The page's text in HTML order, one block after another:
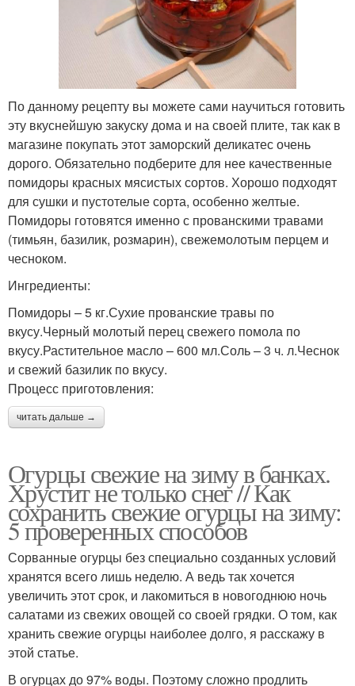
По данному рецепту вы можете сами научиться готовить
эту вкуснейшую закуску дома и на своей плите, так как в
магазине покупать этот заморский деликатес очень
дорого. Обязательно подберите для нее качественные
помидоры красных мясистых сортов. Хорошо подходят
для сушки и пустотелые сорта, особенно желтые.
Помидоры готовятся именно с прованскими травами
(тимьян, базилик, розмарин), свежемолотым перцем и
чесноком.
Ингредиенты:
Помидоры – 5 кг.Сухие прованские травы по
вкусу.Черный молотый перец свежего помола по
вкусу.Растительное масло – 600 мл.Соль – 3 ч. л.Чеснок
и свежий базилик по вкусу.
Процесс приготовления:
читать дальше →
Огурцы свежие на зиму в банках.
Хрустит не только снег // Как
сохранить свежие огурцы на зиму:
5 проверенных способов
Сорванные огурцы без специально созданных условий
хранятся всего лишь неделю. А ведь так хочется
увеличить этот срок, и лакомиться в новогоднюю ночь
салатами из свежих овощей со своей грядки. О том, как
хранить свежие огурцы наиболее долго, я расскажу в
этой статье.
В огурцах до 97% воды. Поэтому сложно продлить